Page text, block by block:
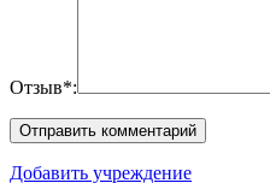
Отзыв*:
Добавить учреждение